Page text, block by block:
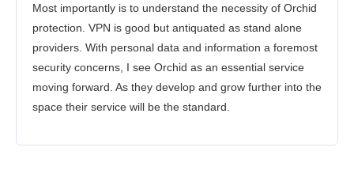
Most importantly is to understand the necessity of Orchid
protection. VPN is good but antiquated as stand alone
providers. With personal data and information a foremost
security concerns, I see Orchid as an essential service
moving forward. As they develop and grow further into the
space their service will be the standard.